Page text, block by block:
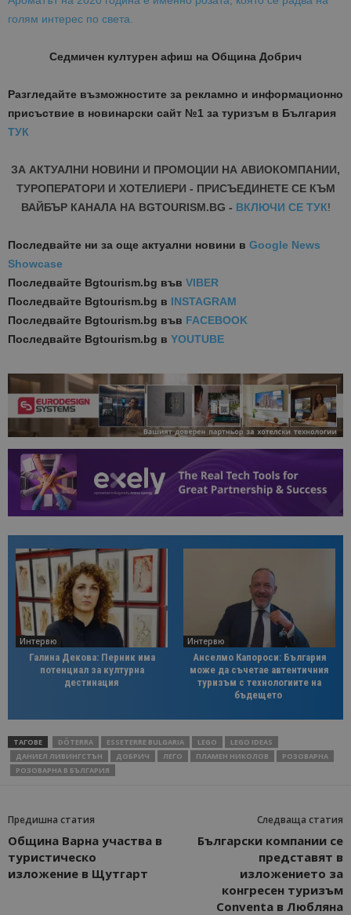
голям интерес по света.
Седмичен културен афиш на Община Добрич
Разгледайте възможностите за рекламно и информационно
присъствие в новинарски сайт №1 за туризъм в България
ТУК
ЗА АКТУАЛНИ НОВИНИ И ПРОМОЦИИ НА АВИОКОМПАНИИ,
ТУРОПЕРАТОРИ И ХОТЕЛИЕРИ - ПРИСЪЕДИНЕТЕ СЕ КЪМ
ВАЙБЪР КАНАЛА НА BGTOURISM.BG - ВКЛЮЧИ СЕ ТУК!
Последвайте ни за още актуални новини в Google News
Showcase
Последвайте Bgtourism.bg във VIBER
Последвайте Bgtourism.bg в INSTAGRAM
Последвайте Bgtourism.bg във FACEBOOK
Последвайте Bgtourism.bg в YOUTUBE
Интервю
Галина Декова: Перник има
потенциал за културна
дестинация
Интервю
Анселмо Капороси: България
може да съчетае автентичния
туризъм с технологиите на
бъдещето
ТАГОВЕ DŌTERRA ESSETERRE BULGARIA LEGO
LEGO IDEAS
ДАНИЕЛ ЛИВИНГСТЪН
ДОБРИЧ ЛЕГО ПЛАМЕН НИКОЛОВ
РОЗОВАРНА
РОЗОВАРНА В БЪЛГАРИЯ
Предишна статия
Община Варна участва в
туристическо
изложение в Щутгарт
Следваща статия
Български компании се
представят в
изложението за
конгресен туризъм
Conventa в Любляна